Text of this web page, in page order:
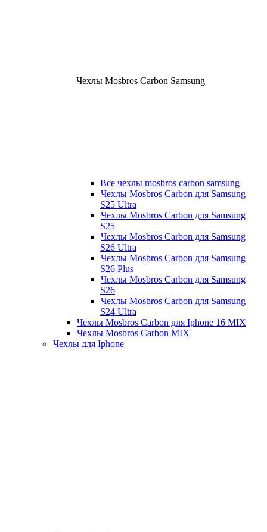
Чехлы Mosbros Carbon Samsung
Все чехлы mosbros carbon samsung
Чехлы Mosbros Carbon для Samsung
S25 Ultra
Чехлы Mosbros Carbon для Samsung
S25
Чехлы Mosbros Carbon для Samsung
S26 Ultra
Чехлы Mosbros Carbon для Samsung
S26 Plus
Чехлы Mosbros Carbon для Samsung
S26
Чехлы Mosbros Carbon для Samsung
S24 Ultra
Чехлы Mosbros Carbon для Iphone 16 MIX
Чехлы Mosbros Carbon MIX
Чехлы для Iphone